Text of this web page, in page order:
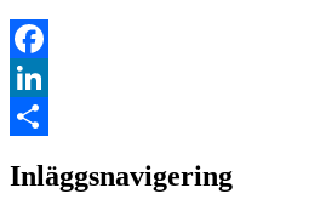
Facebook
LinkedIn
Inläggsnavigering